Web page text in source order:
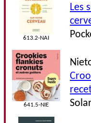
613.2-NAI
Les
641.5-NIE